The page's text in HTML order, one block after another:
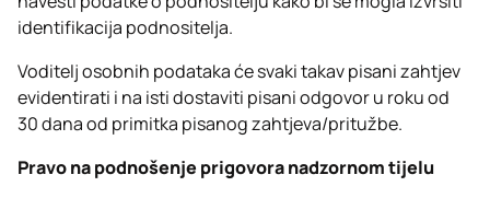
identifikacija podnositelja.
Voditelj osobnih podataka će svaki takav pisani zahtjev
evidentirati i na isti dostaviti pisani odgovor u roku od
30 dana od primitka pisanog zahtjeva/pritužbe.
Pravo na podnošenje prigovora nadzornom tijelu